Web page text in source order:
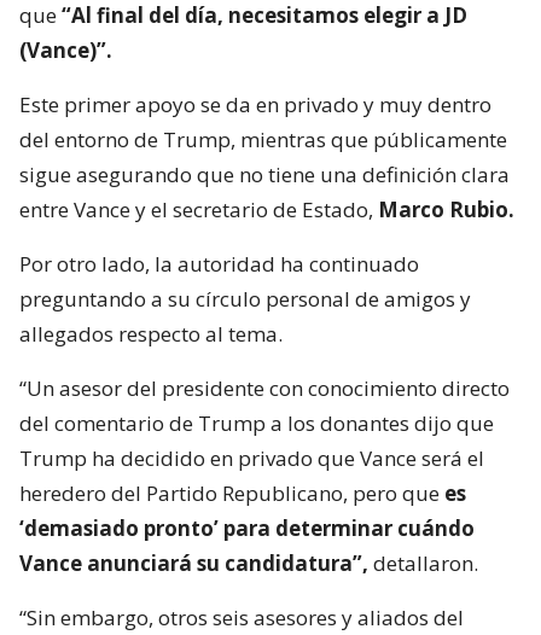
que“Al final del día, necesitamos elegir a JD
(Vance)”.
Este primer apoyo se da en privado y muy dentro
del entorno de Trump, mientras que públicamente
sigue asegurando que no tiene una definición clara
entre Vance y el secretario de Estado, Marco Rubio.
Por otro lado, la autoridad ha continuado
preguntando a su círculo personal de amigos y
allegados respecto al tema.
“Un asesor del presidente con conocimiento directo
del comentario de Trump a los donantes dijo que
Trump ha decidido en privado que Vance será el
heredero del Partido Republicano, pero que es
‘demasiado pronto’ para determinar cuándo
Vance anunciará su candidatura”, detallaron.
“Sin embargo, otros seis asesores y aliados del